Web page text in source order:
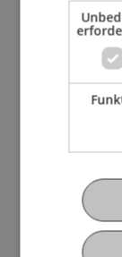
Universität
Fürst-Franz-
Liechtenstein
T +423 265 11
Disclaimer
Impressum